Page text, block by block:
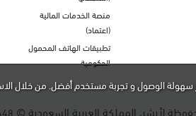
منصة الخدمات المالية
(اعتماد)
تطبيقات الهاتف المحمول
الحكومية
لأبشر، المملكة العربية السعودية ©
سهولة الوصول و تجربة مستخدم أفضل. من خلال